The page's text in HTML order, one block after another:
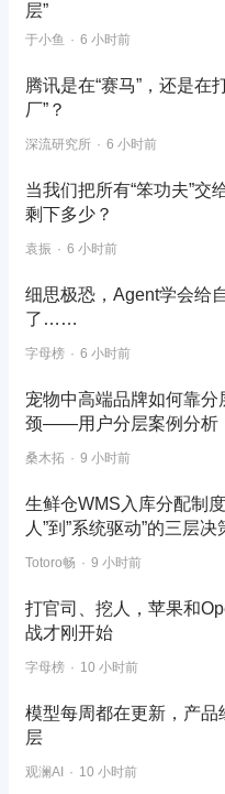
层”
于小鱼 6 小时前
腾讯是在“赛马”，还是在
厂”？
深流研究所 6 小时前
当我们把所有“笨功夫”交
剩下多少？
袁振 6 小时前
细思极恐，Agent学会给
了……
字母榜 6 小时前
宠物中高端品牌如何靠分
颈——用户分层案例分析
桑木拓 9 小时前
生鲜仓WMS入库分配制
人”到”系统驱动”的三层决
Totoro畅 9 小时前
打官司、挖人，苹果和
战才刚开始
字母榜 10 小时前
模型每周都在更新，产品
层
观澜AI 10 小时前